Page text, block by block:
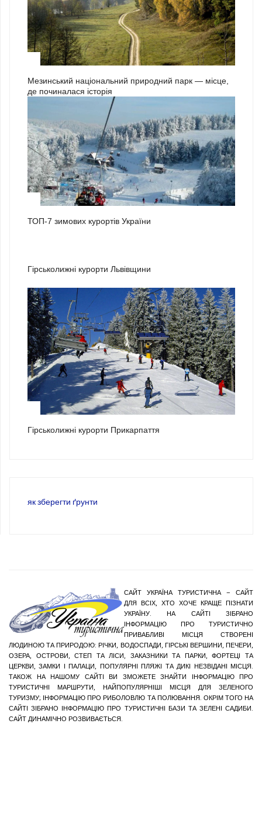
Мезинський національний природний парк — місце,
де починалася історія
ТОП-7 зимових курортів України
Гірськолижні курорти Львівщини
Гірськолижні курорти Прикарпаття
як зберегти ґрунти
САЙТ УКРАЇНА ТУРИСТИЧНА – САЙТ
ДЛЯ ВСІХ, ХТО ХОЧЕ КРАЩЕ ПІЗНАТИ
УКРАЇНУ. НА САЙТІ ЗІБРАНО
ІНФОРМАЦІЮ ПРО ТУРИСТИЧНО
ПРИВАБЛИВІ МІСЦЯ СТВОРЕНІ
ЛЮДИНОЮ ТА ПРИРОДОЮ: РІЧКИ, ВОДОСПАДИ, ГІРСЬКІ ВЕРШИНИ, ПЕЧЕРИ,
ОЗЕРА, ОСТРОВИ, СТЕП ТА ЛІСИ, ЗАКАЗНИКИ ТА ПАРКИ, ФОРТЕЦІ ТА
ЦЕРКВИ, ЗАМКИ І ПАЛАЦИ, ПОПУЛЯРНІ ПЛЯЖІ ТА ДИКІ НЕЗВІДАНІ МІСЦЯ.
ТАКОЖ НА НАШОМУ САЙТІ ВИ ЗМОЖЕТЕ ЗНАЙТИ ІНФОРМАЦІЮ ПРО
ТУРИСТИЧНІ МАРШРУТИ, НАЙПОПУЛЯРНІШІ МІСЦЯ ДЛЯ ЗЕЛЕНОГО
ТУРИЗМУ; ІНФОРМАЦІЮ ПРО РИБОЛОВЛЮ ТА ПОЛЮВАННЯ. ОКРІМ ТОГО НА
САЙТІ ЗІБРАНО ІНФОРМАЦІЮ ПРО ТУРИСТИЧНІ БАЗИ ТА ЗЕЛЕНІ САДИБИ.
САЙТ ДИНАМІЧНО РОЗВИВАЄТЬСЯ.